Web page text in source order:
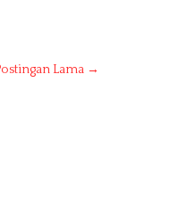
Lama →